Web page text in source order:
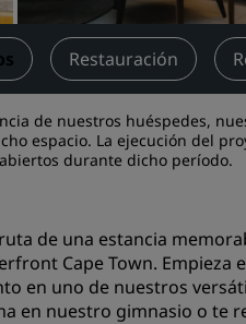
Restauración
de nuestros huéspedes,
espacio. La ejecución del
durante dicho período.
de una estancia
Cape Town.
en uno de nuestros
en nuestro gimnasio o te